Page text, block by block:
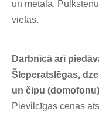
un metāla.
vietas.
Darbnīcā arī
Šleperatslēgas,
un čipu
Pievilcīgas cenas